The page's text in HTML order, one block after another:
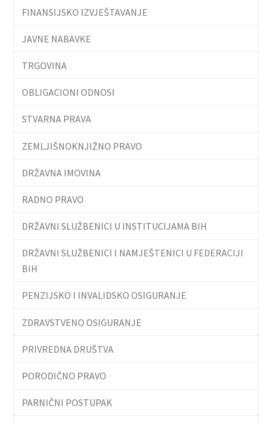
FINANSIJSKO IZVJEŠTAVANJE
JAVNE NABAVKE
TRGOVINA
OBLIGACIONI ODNOSI
STVARNA PRAVA
ZEMLJIŠNOKNJIŽNO PRAVO
DRŽAVNA IMOVINA
RADNO PRAVO
DRŽAVNI SLUŽBENICI U INSTITUCIJAMA BIH
DRŽAVNI SLUŽBENICI I NAMJEŠTENICI U FEDERACIJI
BIH
PENZIJSKO I INVALIDSKO OSIGURANJE
ZDRAVSTVENO OSIGURANJE
PRIVREDNA DRUŠTVA
PORODIČNO PRAVO
PARNIČNI POSTUPAK